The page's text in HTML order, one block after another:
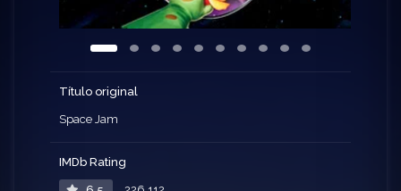
Título original
Space Jam
IMDb Rating